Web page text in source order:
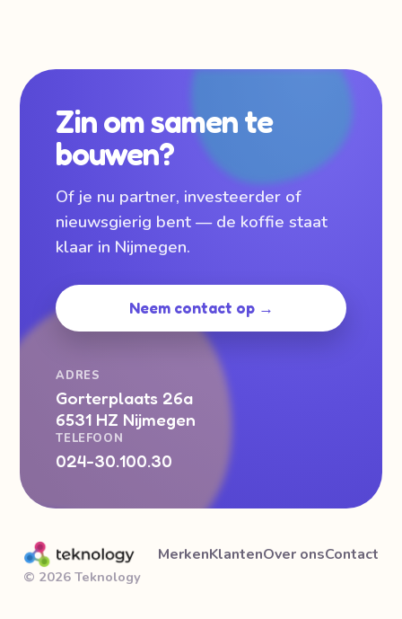
Zin om samen te
bouwen?
Of je nu partner, investeerder of
nieuwsgierig bent — de koffie staat
klaar in Nijmegen.
Neem contact op →
ADRES
Gorterplaats 26a
6531 HZ Nijmegen
TELEFOON
024-30.100.30
MerkenKlantenOver onsContact
© 2026 Teknology